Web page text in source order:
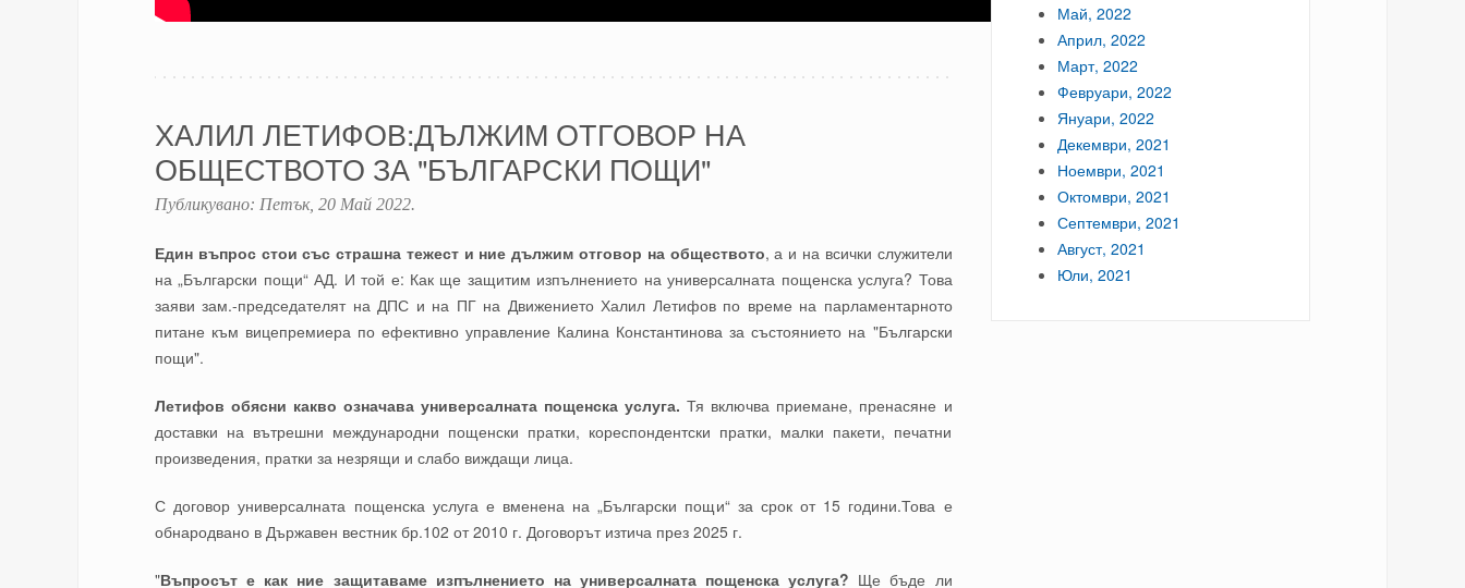
ХАЛИЛ ЛЕТИФОВ:ДЪЛЖИМ ОТГОВОР НА
ОБЩЕСТВОТО ЗА "БЪЛГАРСКИ ПОЩИ"
Публикувано: Петък, 20 Май 2022.
Един въпрос стои със страшна тежест и ние дължим отговор на обществото, а и на всички служители
на „Български пощи“ АД. И той е: Как ще защитим изпълнението на универсалната пощенска услуга? Това
заяви зам.-председателят на ДПС и на ПГ на Движението Халил Летифов по време на парламентарното
питане към вицепремиера по ефективно управление Калина Константинова за състоянието на "Български
пощи".
Летифов обясни какво означава универсалната пощенска услуга. Тя включва приемане, пренасяне и
доставки на вътрешни международни пощенски пратки, кореспондентски пратки, малки пакети, печатни
произведения, пратки за незрящи и слабо виждащи лица.
С договор универсалната пощенска услуга е вменена на „Български пощи“ за срок от 15 години.Това е
обнародвано в Държавен вестник бр.102 от 2010 г. Договорът изтича през 2025 г.
"Въпросът е как ние защитаваме изпълнението на универсалната пощенска услуга? Ще бъде ли
Май, 2022
Април, 2022
Март, 2022
Февруари, 2022
Януари, 2022
Декември, 2021
Ноември, 2021
Октомври, 2021
Септември, 2021
Август, 2021
Юли, 2021